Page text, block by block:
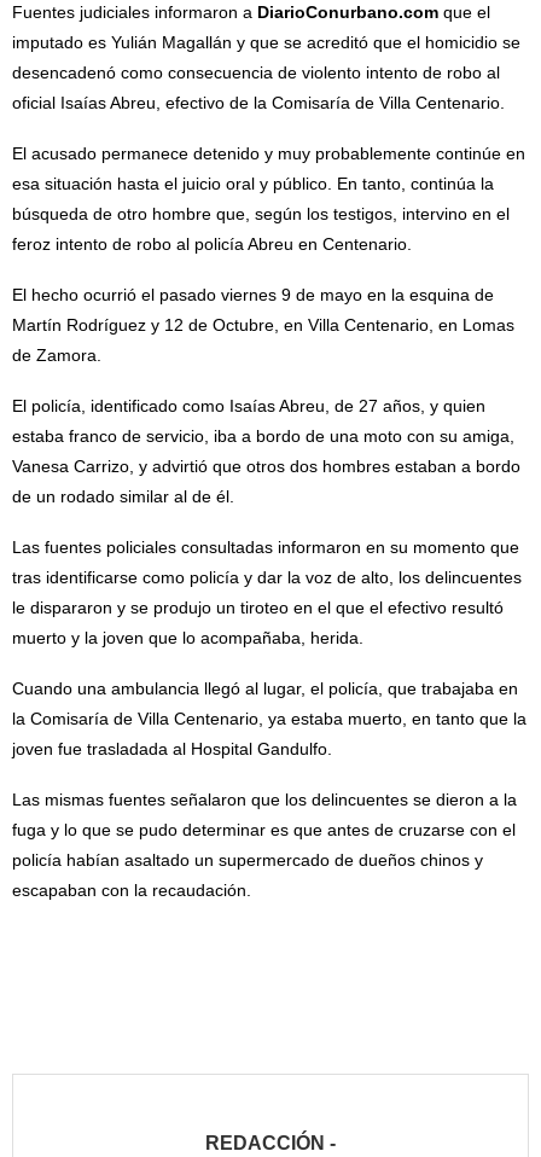
Fuentes judiciales informaron a DiarioConurbano.com que el
imputado es Yulián Magallán y que se acreditó que el homicidio se
desencadenó como consecuencia de violento intento de robo al
oficial Isaías Abreu, efectivo de la Comisaría de Villa Centenario.
El acusado permanece detenido y muy probablemente continúe en
esa situación hasta el juicio oral y público. En tanto, continúa la
búsqueda de otro hombre que, según los testigos, intervino en el
feroz intento de robo al policía Abreu en Centenario.
El hecho ocurrió el pasado viernes 9 de mayo en la esquina de
Martín Rodríguez y 12 de Octubre, en Villa Centenario, en Lomas
de Zamora.
El policía, identificado como Isaías Abreu, de 27 años, y quien
estaba franco de servicio, iba a bordo de una moto con su amiga,
Vanesa Carrizo, y advirtió que otros dos hombres estaban a bordo
de un rodado similar al de él.
Las fuentes policiales consultadas informaron en su momento que
tras identificarse como policía y dar la voz de alto, los delincuentes
le dispararon y se produjo un tiroteo en el que el efectivo resultó
muerto y la joven que lo acompañaba, herida.
Cuando una ambulancia llegó al lugar, el policía, que trabajaba en
la Comisaría de Villa Centenario, ya estaba muerto, en tanto que la
joven fue trasladada al Hospital Gandulfo.
Las mismas fuentes señalaron que los delincuentes se dieron a la
fuga y lo que se pudo determinar es que antes de cruzarse con el
policía habían asaltado un supermercado de dueños chinos y
escapaban con la recaudación.
REDACCIÓN -